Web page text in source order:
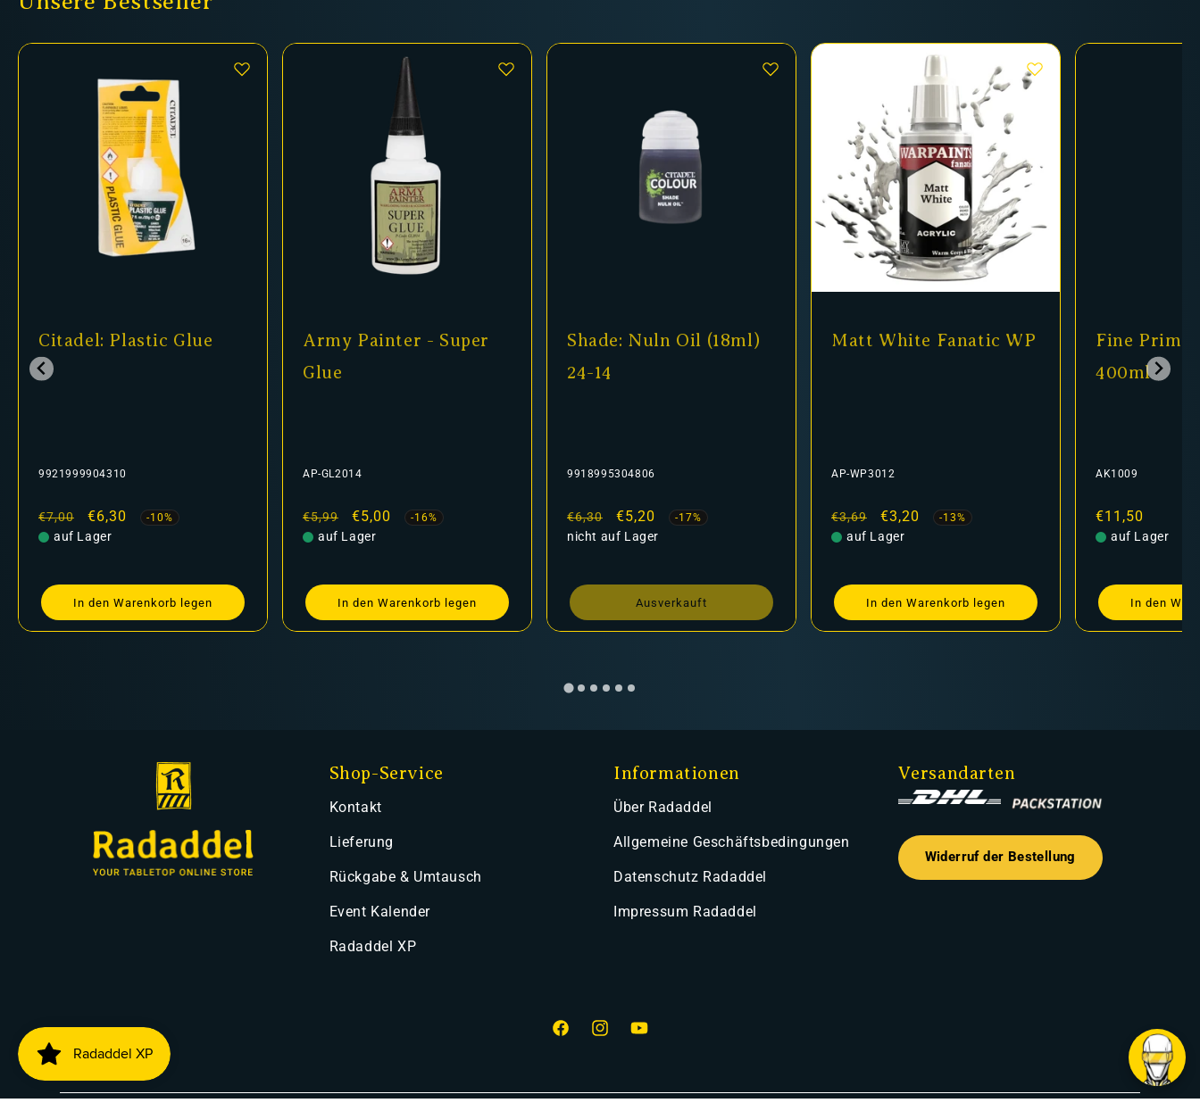
Citadel: Plastic Glue
9921999904310
Normaler
Preis
€7,00 Verkaufspreis
€6,30 -10%
auf Lager
In den Warenkorb legen
Army Painter - Super
Glue
AP-GL2014
Normaler
Preis
€5,99 Verkaufspreis
€5,00 -16%
auf Lager
In den Warenkorb legen
Shade: Nuln Oil (18ml)
24-14
9918995304806
Normaler
Preis
€6,30 Verkaufspreis
€5,20 -17%
nicht auf Lager
Ausverkauft
Matt White Fanatic WP
AP-WP3012
Normaler
Preis
€3,69 Verkaufspreis
€3,20 -13%
auf Lager
In den Warenkorb legen
Fine
400ml
AK1009
Normaler
Preis
€11,50
auf Lager
In den
Shop-Service
Kontakt
Lieferung
Rückgabe & Umtausch
Event Kalender
Radaddel XP
Informationen
Über Radaddel
Allgemeine Geschäftsbedingungen
Datenschutz Radaddel
Impressum Radaddel
Versandarten
Widerruf der Bestellung
FacebookInstagramYouTube